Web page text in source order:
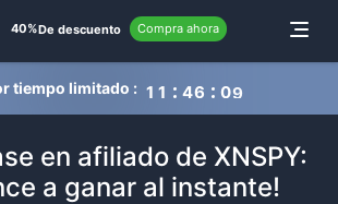
Toggle
40%De descuento Compra ahora
tiempo limitado : 1 1 46 08
en afiliado de XNSPY:
a ganar al instante!